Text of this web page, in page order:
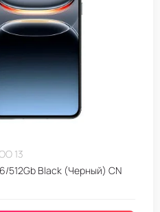
13
512Gb Black (Черный) CN